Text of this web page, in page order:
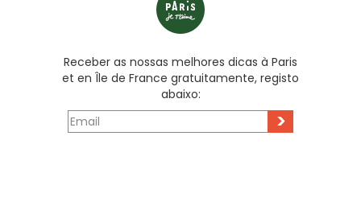
Receber as nossas melhores dicas à Paris
et en Île de France gratuitamente, registo
abaixo:
>